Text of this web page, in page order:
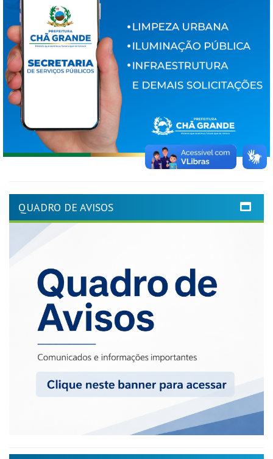
QUADRO DE AVISOS